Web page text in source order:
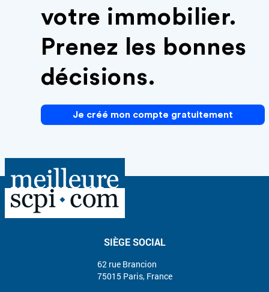
votre immobilier.
Prenez les bonnes
décisions.
Je créé mon compte gratuitement
SIÈGE SOCIAL
62 rue Brancion
75015 Paris, France